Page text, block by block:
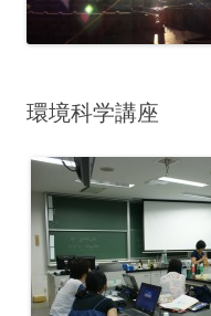
環境科学講座